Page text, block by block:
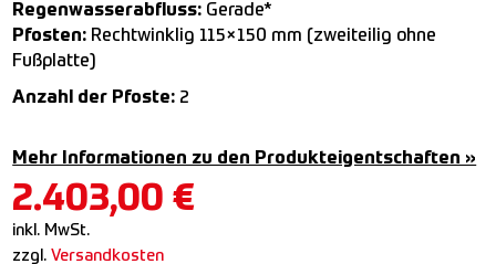
Regenwasserabfluss: Gerade*
Pfosten: Rechtwinklig 115×150 mm (zweiteilig ohne
Fußplatte)
Anzahl der Pfoste: 2
Mehr Informationen zu den Produkteigentschaften »
2.403,00 €
inkl. MwSt.
zzgl. Versandkosten